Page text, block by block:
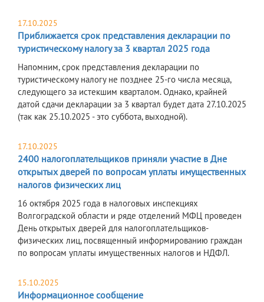
17.10.2025
Приближается срок представления декларации по
туристическому налогу за 3 квартал 2025 года
Напомним, срок представления декларации по
туристическому налогу не позднее 25-го числа месяца,
следующего за истекшим кварталом. Однако, крайней
датой сдачи декларации за 3 квартал будет дата 27.10.2025
(так как 25.10.2025 - это суббота, выходной).
17.10.2025
2400 налогоплательщиков приняли участие в Дне
открытых дверей по вопросам уплаты имущественных
налогов физических лиц
16 октября 2025 года в налоговых инспекциях
Волгоградской области и ряде отделений МФЦ проведен
День открытых дверей для налогоплательщиков-
физических лиц, посвященный информированию граждан
по вопросам уплаты имущественных налогов и НДФЛ.
15.10.2025
Информационное сообщение